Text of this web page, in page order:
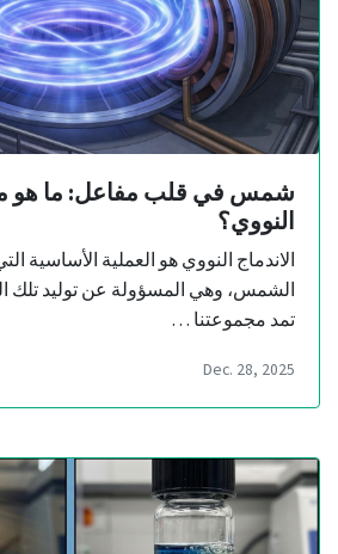
شمس في قلب مفاعل: ما هو
النووي؟
الاندماج النووي هو العملية الأساسية
الشمس، وهي المسؤولة عن توليد تلك
تمد مجموعتنا …
Dec. 28, 2025